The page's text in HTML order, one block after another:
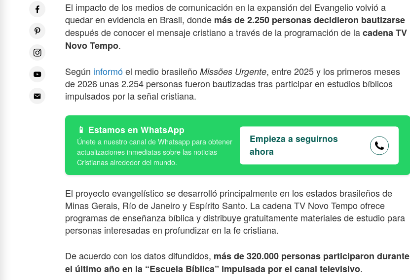
El impacto de los medios de comunicación en la expansión del Evangelio volvió a
quedar en evidencia en Brasil, donde más de 2.250 personas decidieron bautizarse
después de conocer el mensaje cristiano a través de la programación de lacadena TV
Novo Tempo.
Según informóel medio brasileño Missões Urgente, entre 2025 y los primeros meses
de 2026 unas 2.254 personas fueron bautizadas tras participar en estudios bíblicos
impulsados por la señal cristiana.
Estamos en WhatsApp
Empieza a seguirnos
ahora
El proyecto evangelístico se desarrolló principalmente en los estados brasileños de
Minas Gerais, Río de Janeiro y Espírito Santo. La cadena TV Novo Tempo ofrece
programas de enseñanza bíblica y distribuye gratuitamente materiales de estudio para
personas interesadas en profundizar en la fe cristiana.
De acuerdo con los datos difundidos, más de 320.000 personas participaron durante
el último año en la “Escuela Bíblica” impulsada por el canal televisivo.